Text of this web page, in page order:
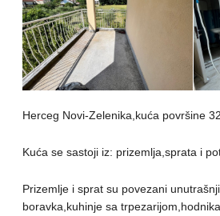
Herceg Novi-Zelenika,kuća površine
Kuća se sastoji iz: prizemlja,sprata i
Prizemlje i sprat su povezani
boravka,kuhinje sa